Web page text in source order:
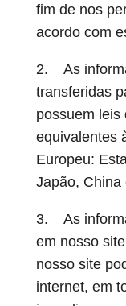
fim de nos
acordo com
2. As
transferidas
possuem leis
equivalentes
Europeu:
Japão, China
3. As
em nosso
nosso site
internet, em